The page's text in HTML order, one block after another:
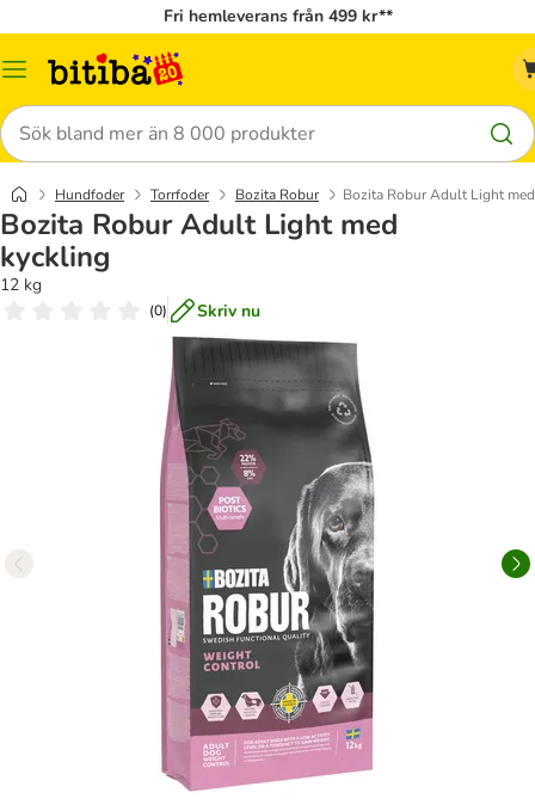
Fri hemleverans från 499 kr**
Meny
Sök
Hundfoder Torrfoder Bozita Robur Bozita Robur Adult Light
Bozita Robur Adult Light med
kyckling
12 kg
(0) Skriv nu